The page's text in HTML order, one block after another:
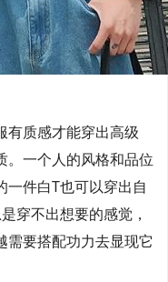
有质感才能穿出高级
。一个人的风格和品位
一件白T也可以穿出自
穿不出想要的感觉，
需要搭配功力去显现它